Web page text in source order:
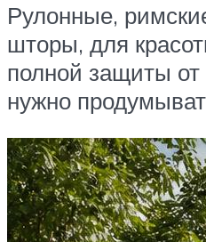
Рулонные,
шторы, для
полной защиты от
нужно